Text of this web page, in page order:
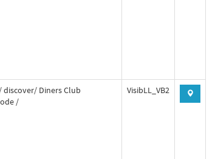
discover/ Diners Club
/
VisibLL_VB2